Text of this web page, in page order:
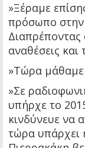
»Ξέραμε
πρόσωπο στην
Διαπρέποντας
αναθέσεις
»Τώρα μάθαμε
»Σε
υπήρχε το
κινδύνευε να
τώρα υπάρχει